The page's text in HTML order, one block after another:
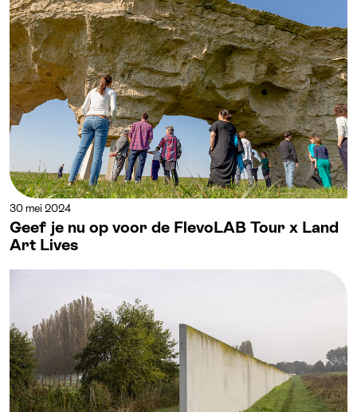
30 mei 2024
Geef je nu op voor de FlevoLAB Tour x Land
Art Lives